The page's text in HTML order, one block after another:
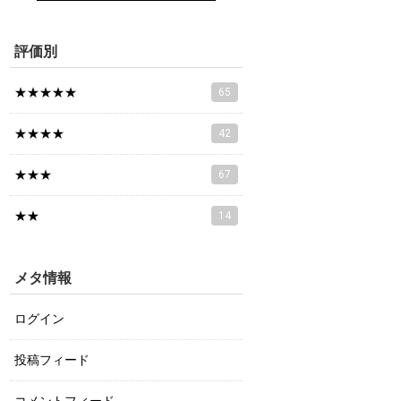
評価別
★★★★★ 65
★★★★ 42
★★★ 67
★★ 14
メタ情報
ログイン
投稿フィード